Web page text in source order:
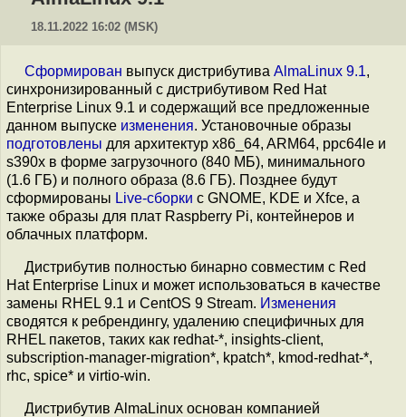
18.11.2022 16:02 (MSK)
Сформирован выпуск дистрибутива AlmaLinux 9.1,
синхронизированный c дистрибутивом Red Hat
Enterprise Linux 9.1 и содержащий все предложенные
данном выпуске изменения. Установочные образы
подготовлены для архитектур x86_64, ARM64, ppc64le и
s390x в форме загрузочного (840 МБ), минимального
(1.6 ГБ) и полного образа (8.6 ГБ). Позднее будут
сформированы Live-сборки с GNOME, KDE и Xfce, а
также образы для плат Raspberry Pi, контейнеров и
облачных платформ.
Дистрибутив полностью бинарно совместим с Red
Hat Enterprise Linux и может использоваться в качестве
замены RHEL 9.1 и CentOS 9 Stream. Изменения
сводятся к ребрендингу, удалению специфичных для
RHEL пакетов, таких как redhat-*, insights-client,
subscription-manager-migration*, kpatch*, kmod-redhat-*,
rhc, spice* и virtio-win.
Дистрибутив AlmaLinux основан компанией